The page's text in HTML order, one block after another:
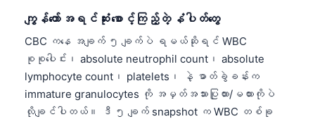
ကျွန်တော် အရင်ဆုံး စောင့်ကြည့်တဲ့ နံပါတ်တွေ
CBC ကနေ အချက် ၅ ချက်ပဲ ရမယ်ဆိုရင် WBC
စုစုပေါင်း၊ absolute neutrophil count၊ absolute
lymphocyte count၊ platelets၊ နဲ့ ဓာတ်ခွဲခန်းက
immature granulocytes ကို အမှတ်အသားပြုထား/မထားကိုပဲ
လိုချင်ပါတယ်။ ဒီ ၅ ချက် snapshot က WBC တစ်ခု
العربية المغربية
Afrikaans
Монгол
ພາສາລາວ
Basa Jawa